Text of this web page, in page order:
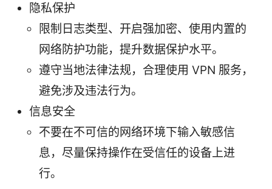
隐私保护
限制日志类型、开启强加密、使用内置的
网络防护功能，提升数据保护水平。
遵守当地法律法规，合理使用 VPN 服务，
避免涉及违法行为。
信息安全
不要在不可信的网络环境下输入敏感信
息，尽量保持操作在受信任的设备上进
行。